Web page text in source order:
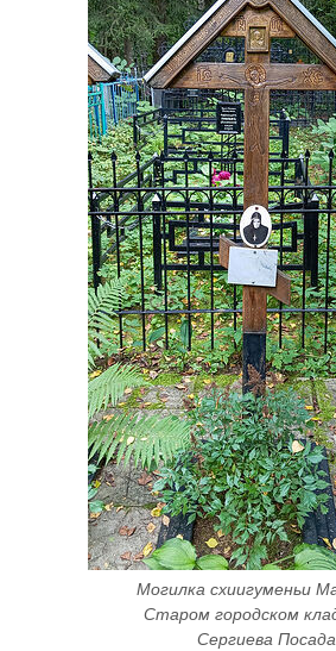
Могилка схиигуменьи
Старом городском
Сергиева Посада